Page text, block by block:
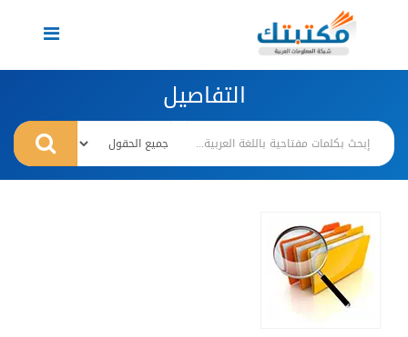
Toggle
navigation
التفاصيل